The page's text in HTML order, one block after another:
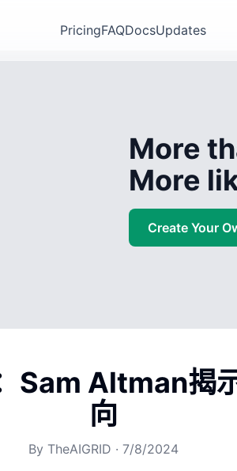
PricingFAQDocsUpdates
More
More
Create Your
Sam Altman揭
向
By TheAIGRID · 7/8/2024